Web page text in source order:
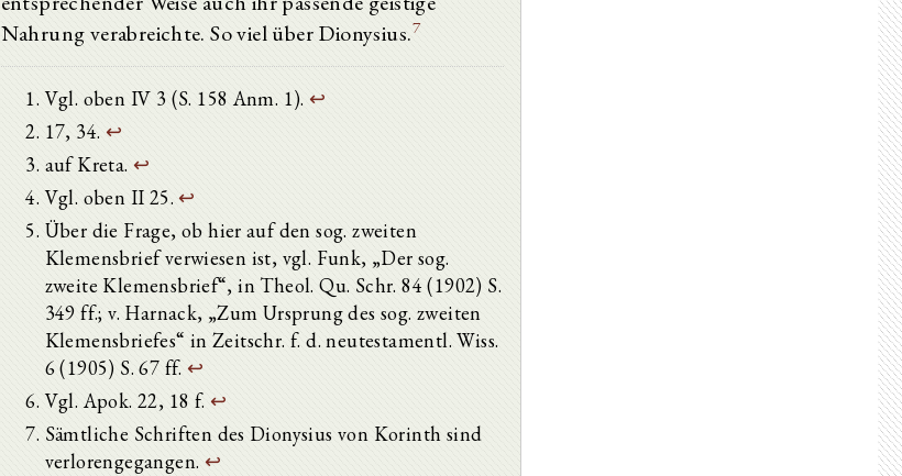
Nahrung verabreichte. So viel über Dionysius.7
Vgl. oben IV 3 (S. 158 Anm. 1). ↩
17, 34. ↩
auf Kreta. ↩
Vgl. oben II 25.↩
Über die Frage, ob hier auf den sog. zweiten
Klemensbrief verwiesen ist, vgl. Funk, „Der sog.
zweite Klemensbrief“, in Theol. Qu. Schr. 84 (1902) S.
349 ff.; v. Harnack, „Zum Ursprung des sog. zweiten
Klemensbriefes“ in Zeitschr. f. d. neutestamentl. Wiss.
6 (1905) S. 67 ff. ↩
Vgl. Apok. 22, 18 f. ↩
Sämtliche Schriften des Dionysius von Korinth sind
verlorengegangen. ↩